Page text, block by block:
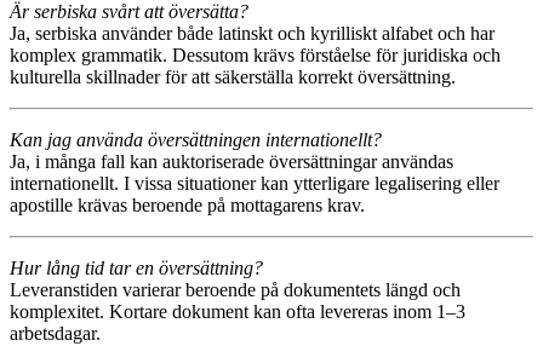
Är serbiska svårt att översätta?
Ja, serbiska använder både latinskt och kyrilliskt alfabet och har
komplex grammatik. Dessutom krävs förståelse för juridiska och
kulturella skillnader för att säkerställa korrekt översättning.
Kan jag använda översättningen internationellt?
Ja, i många fall kan auktoriserade översättningar användas
internationellt. I vissa situationer kan ytterligare legalisering eller
apostille krävas beroende på mottagarens krav.
Hur lång tid tar en översättning?
Leveranstiden varierar beroende på dokumentets längd och
komplexitet. Kortare dokument kan ofta levereras inom 1–3
arbetsdagar.